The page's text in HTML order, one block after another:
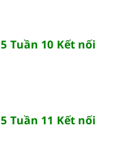
Tuần 10 Kết nối
Tuần 11 Kết nối